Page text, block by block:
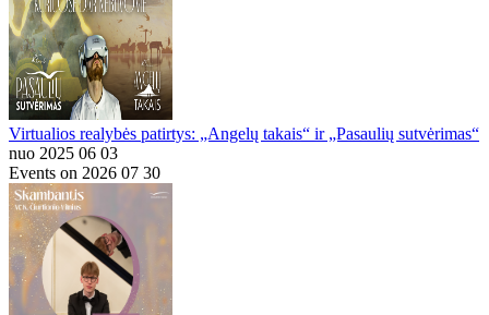
Virtualios realybės patirtys: „Angelų takais“ ir „Pasaulių sutvėrimas“
nuo 2025 06 03
Events on 2026 07 30